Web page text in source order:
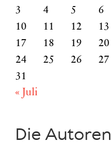
3
4 5 6
10
11 12 13
17
18 19 20
24
25 26 27
31
« Juli
Die Autoren